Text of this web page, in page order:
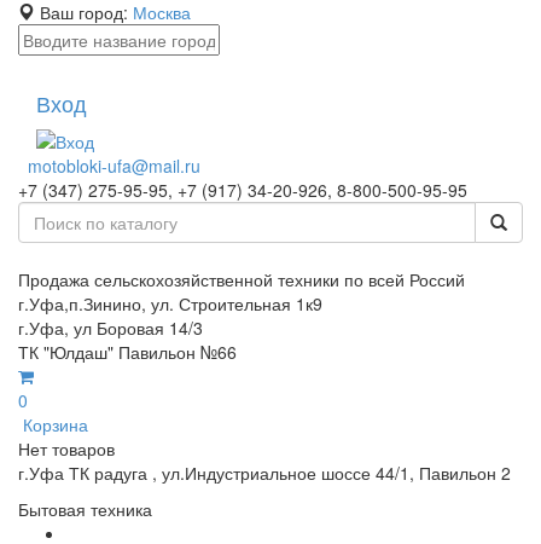
Ваш город: Москва
Вход
motobloki-ufa@mail.ru
+7 (347) 275-95-95, +7 (917) 34-20-926, 8-800-500-95-95
Продажа сельскохозяйственной техники по всей Россий
г.Уфа,п.Зинино, ул. Строительная 1к9
г.Уфа, ул Боровая 14/3
ТК "Юлдаш" Павильон №66
0
Корзина
Нет товаров
г.Уфа ТК радуга , ул.Индустриальное шоссе 44/1, Павильон 2
Бытовая техника